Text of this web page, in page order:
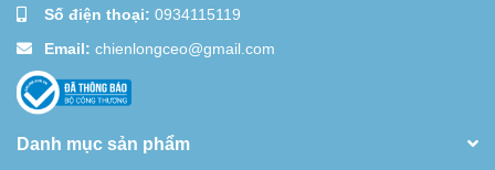
Số điện thoại: 0934115119
Email: chienlongceo@gmail.com
Danh mục sản phẩm